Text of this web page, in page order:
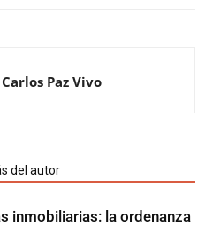
Paz Vivo
del autor
inmobiliarias: la ordenanza